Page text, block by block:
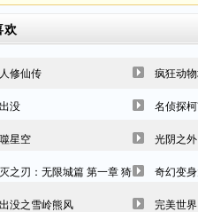
欢
修仙传 疯狂动
没 名侦探
星空 光阴之外
之刃：无限城篇 第一章 猗窝座再袭
奇幻变
没之雪岭熊风 完美世界